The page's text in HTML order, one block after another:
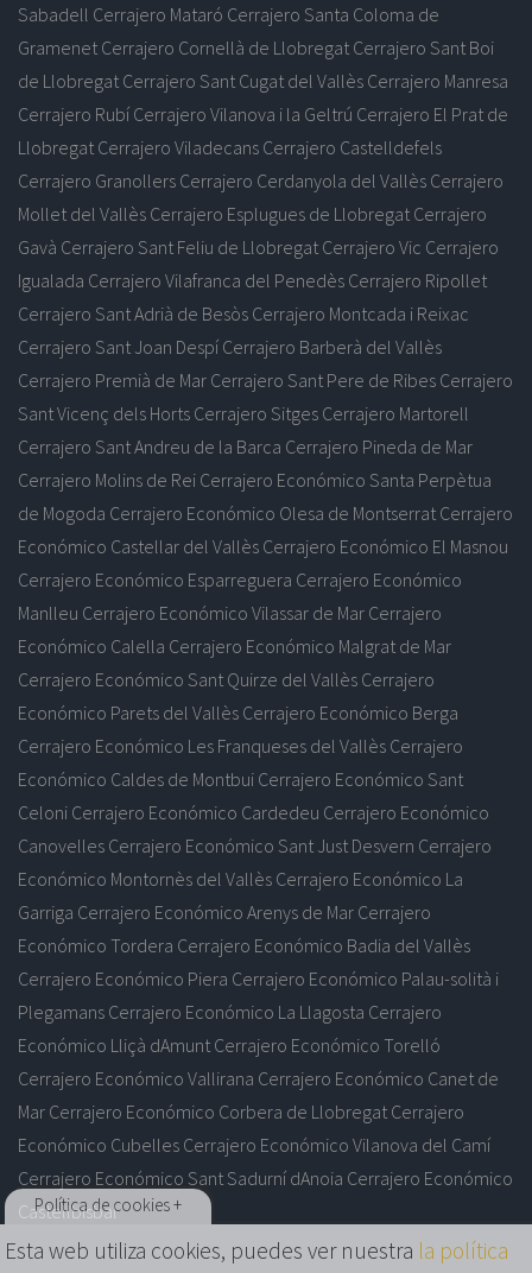
Sabadell Cerrajero Mataró Cerrajero Santa Coloma de
Gramenet Cerrajero Cornellà de Llobregat Cerrajero Sant Boi
de Llobregat Cerrajero Sant Cugat del Vallès Cerrajero Manresa
Cerrajero Rubí Cerrajero Vilanova i la Geltrú Cerrajero El Prat de
Llobregat Cerrajero Viladecans Cerrajero Castelldefels
Cerrajero Granollers Cerrajero Cerdanyola del Vallès Cerrajero
Mollet del Vallès Cerrajero Esplugues de Llobregat Cerrajero
Gavà Cerrajero Sant Feliu de Llobregat Cerrajero Vic Cerrajero
Igualada Cerrajero Vilafranca del Penedès Cerrajero Ripollet
Cerrajero Sant Adrià de Besòs Cerrajero Montcada i Reixac
Cerrajero Sant Joan Despí Cerrajero Barberà del Vallès
Cerrajero Premià de Mar Cerrajero Sant Pere de Ribes Cerrajero
Sant Vicenç dels Horts Cerrajero Sitges Cerrajero Martorell
Cerrajero Sant Andreu de la Barca Cerrajero Pineda de Mar
Cerrajero Molins de Rei Cerrajero Económico Santa Perpètua
de Mogoda Cerrajero Económico Olesa de Montserrat Cerrajero
Económico Castellar del Vallès Cerrajero Económico El Masnou
Cerrajero Económico Esparreguera Cerrajero Económico
Manlleu Cerrajero Económico Vilassar de Mar Cerrajero
Económico Calella Cerrajero Económico Malgrat de Mar
Cerrajero Económico Sant Quirze del Vallès Cerrajero
Económico Parets del Vallès Cerrajero Económico Berga
Cerrajero Económico Les Franqueses del Vallès Cerrajero
Económico Caldes de Montbui Cerrajero Económico Sant
Celoni Cerrajero Económico Cardedeu Cerrajero Económico
Canovelles Cerrajero Económico Sant Just Desvern Cerrajero
Económico Montornès del Vallès Cerrajero Económico La
Garriga Cerrajero Económico Arenys de Mar Cerrajero
Económico Tordera Cerrajero Económico Badia del Vallès
Cerrajero Económico Piera Cerrajero Económico Palau-solità i
Plegamans Cerrajero Económico La Llagosta Cerrajero
Económico Lliçà dAmunt Cerrajero Económico Torelló
Cerrajero Económico Vallirana Cerrajero Económico Canet de
Mar Cerrajero Económico Corbera de Llobregat Cerrajero
Económico Cubelles Cerrajero Económico Vilanova del Camí
Cerrajero Económico Sant Sadurní dAnoia Cerrajero Económico
Castellbisbal
Esta web utiliza cookies, puedes ver nuestra la política
Política de cookies +